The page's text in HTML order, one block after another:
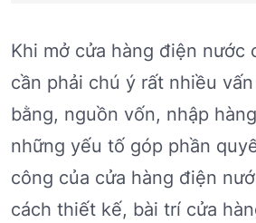
Khi mở cửa hàng điện nước
cần phải chú ý rất nhiều
bằng, nguồn vốn, nhập
những yếu tố góp phần
công của cửa hàng điện
cách thiết kế, bài trí cửa